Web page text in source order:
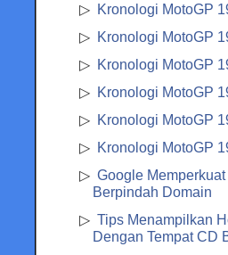
Kronologi MotoGP
Kronologi MotoGP
Kronologi MotoGP
Kronologi MotoGP
Kronologi MotoGP
Kronologi MotoGP
Google
Berpindah Domain
Tips Menampilkan
Dengan Tempat CD